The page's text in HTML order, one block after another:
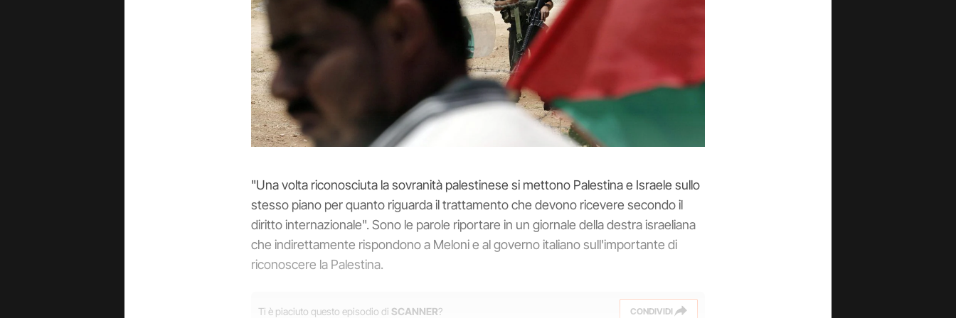
"Una volta riconosciuta la sovranità palestinese si mettono Palestina e Israele sullo
stesso piano per quanto riguarda il trattamento che devono ricevere secondo il
diritto internazionale". Sono le parole riportare in un giornale della destra israeliana
che indirettamente rispondono a Meloni e al governo italiano sull'importante di
riconoscere la Palestina.
Ti è piaciuto questo episodio di SCANNER? CONDIVIDI